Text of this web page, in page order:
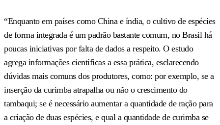
“Enquanto em países como China e índia, o cultivo de espécies
de forma integrada é um padrão bastante comum, no Brasil há
poucas iniciativas por falta de dados a respeito. O estudo
agrega informações científicas a essa prática, esclarecendo
dúvidas mais comuns dos produtores, como: por exemplo, se a
inserção da curimba atrapalha ou não o crescimento do
tambaqui; se é necessário aumentar a quantidade de ração para
a criação de duas espécies, e qual a quantidade de curimba se